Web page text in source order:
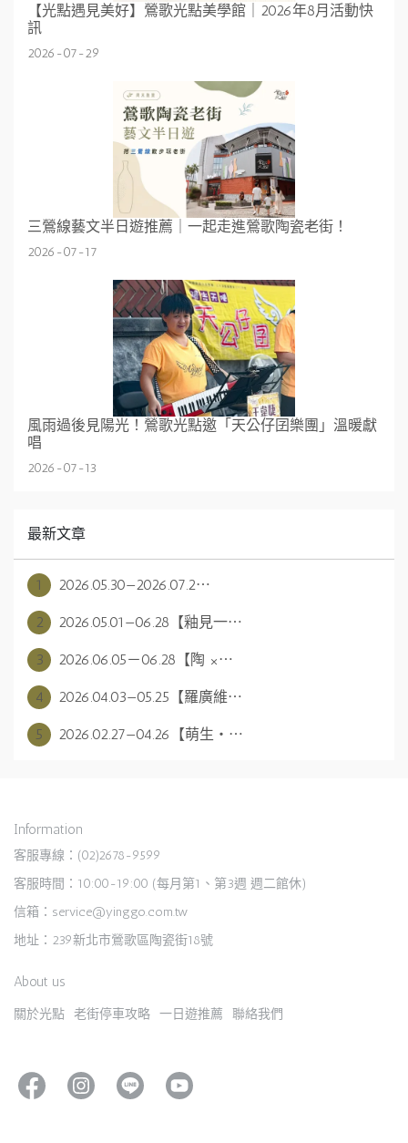
【光點遇見美好】鶯歌光點美學館｜2026年8月活動快
訊
2026-07-29
三鶯線藝文半日遊推薦｜一起走進鶯歌陶瓷老街！
2026-07-17
風雨過後見陽光！鶯歌光點邀「天公仔囝樂團」溫暖獻
唱
2026-07-13
最新文章
1 2026.05.30—2026.07.2⋯
2 2026.05.01—06.28【釉見一⋯
3 2026.06.05－06.28【陶 ×⋯
4 2026.04.03—05.25【羅廣維⋯
5 2026.02.27—04.26【萌生・⋯
Information
客服專線：(02)2678-9599
客服時間：10:00-19:00 (每月第1、第3週 週二館休)
信箱：service@yinggo.com.tw
地址：239新北市鶯歌區陶瓷街18號
About us
關於光點 老街停車攻略 一日遊推薦 聯絡我們